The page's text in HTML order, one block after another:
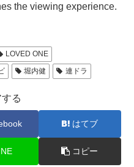
the viewing experience.
LOVED ONE
堀内健 連ドラ
る
はてブ
コピー